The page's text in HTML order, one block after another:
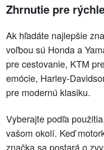
Zhrnutie pre
Ak hľadáte najlepšie
voľbou sú Honda a
pre cestovanie, KTM
emócie, Harley-
pre modernú klasiku.
Vyberajte podľa
vašom okolí. Keď
značka sa postará o